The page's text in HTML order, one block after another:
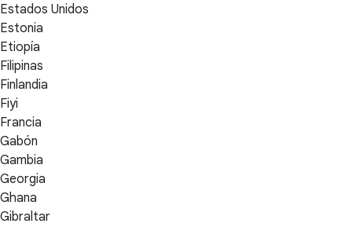
Estados Unidos
Estonia
Etiopía
Filipinas
Finlandia
Fiyi
Francia
Gabón
Gambia
Georgia
Ghana
Gibraltar